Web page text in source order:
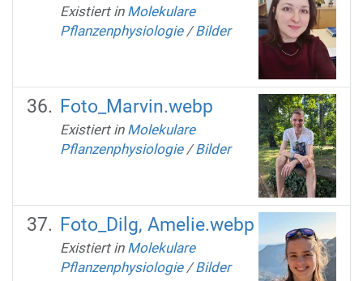
Existiert in Molekulare
Pflanzenphysiologie /Bilder
Foto_Marvin.webp
Existiert in Molekulare
Pflanzenphysiologie /Bilder
Foto_Dilg, Amelie.webp
Existiert in Molekulare
Pflanzenphysiologie /Bilder